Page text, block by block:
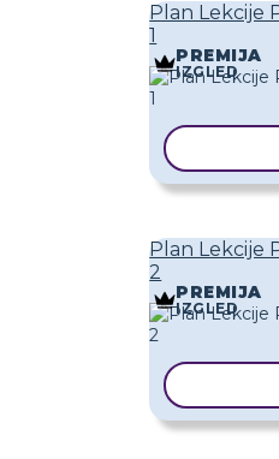
Plan Lekcije
1
PREMIJA
IZGLED
Plan Lekcije
2
PREMIJA
IZGLED